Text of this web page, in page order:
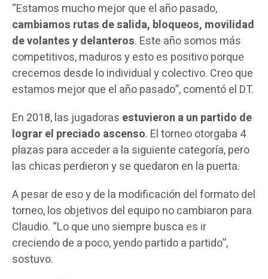
“Estamos mucho mejor que el año pasado,
cambiamos rutas de salida, bloqueos, movilidad
de volantes y delanteros. Este año somos más
competitivos, maduros y esto es positivo porque
crecemos desde lo individual y colectivo. Creo que
estamos mejor que el año pasado”, comentó el DT.
En 2018, las jugadoras estuvieron a un partido de
lograr el preciado ascenso. El torneo otorgaba 4
plazas para acceder a la siguiente categoría, pero
las chicas perdieron y se quedaron en la puerta.
A pesar de eso y de la modificación del formato del
torneo, los objetivos del equipo no cambiaron para
Claudio. “Lo que uno siempre busca es ir
creciendo de a poco, yendo partido a partido”,
sostuvo.